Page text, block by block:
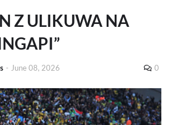
Z ULIKUWA NA
- June 08, 2026 0